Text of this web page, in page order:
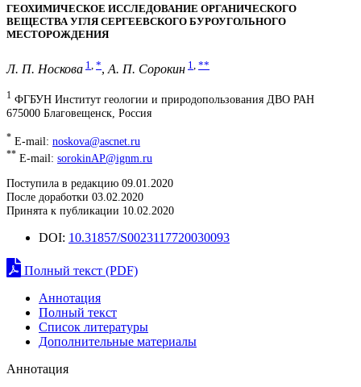
ГЕОХИМИЧЕСКОЕ ИССЛЕДОВАНИЕ ОРГАНИЧЕСКОГО
ВЕЩЕСТВА УГЛЯ СЕРГЕЕВСКОГО БУРОУГОЛЬНОГО
МЕСТОРОЖДЕНИЯ
Л. П. Носкова 1 *, А. П. Сорокин 1 **
1 ФГБУН Институт геологии и природопользования ДВО РАН
675000 Благовещенск, Россия
* E-mail: noskova@ascnet.ru
** E-mail: sorokinAP@ignm.ru
Поступила в редакцию 09.01.2020
После доработки 03.02.2020
Принята к публикации 10.02.2020
DOI: 10.31857/S0023117720030093
Полный текст (PDF)
Аннотация
Полный текст
Список литературы
Дополнительные материалы
Аннотация